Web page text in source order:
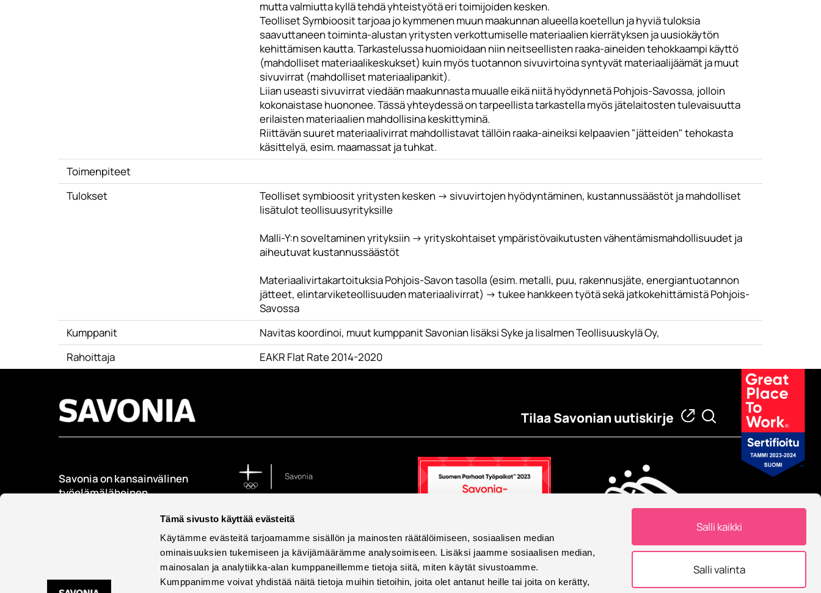
Tämä sivusto käyttää evästeitä
Käytämme evästeitä tarjoamamme sisällön ja mainosten räätälöimiseen, sosiaalisen median
ominaisuuksien tukemiseen ja kävijämäärämme analysoimiseen. Lisäksi jaamme sosiaalisen median,
mainosalan ja analytiikka-alan kumppaneillemme tietoja siitä, miten käytät sivustoamme.
Kumppanimme voivat yhdistää näitä tietoja muihin tietoihin, joita olet antanut heille tai joita on kerätty,
Salli kaikki
Salli valinta
mutta valmiutta kyllä tehdä yhteistyötä eri toimijoiden kesken.
Teolliset Symbioosit tarjoaa jo kymmenen muun maakunnan alueella koetellun ja hyviä tuloksia
saavuttaneen toiminta-alustan yritysten verkottumiselle materiaalien kierrätyksen ja uusiokäytön
kehittämisen kautta. Tarkastelussa huomioidaan niin neitseellisten raaka-aineiden tehokkaampi käyttö
(mahdolliset materiaalikeskukset) kuin myös tuotannon sivuvirtoina syntyvät materiaalijäämät ja muut
sivuvirrat (mahdolliset materiaalipankit).
Liian useasti sivuvirrat viedään maakunnasta muualle eikä niitä hyödynnetä Pohjois-Savossa, jolloin
kokonaistase huononee. Tässä yhteydessä on tarpeellista tarkastella myös jätelaitosten tulevaisuutta
erilaisten materiaalien mahdollisina keskittyminä.
Riittävän suuret materiaalivirrat mahdollistavat tällöin raaka-aineiksi kelpaavien "jätteiden" tehokasta
käsittelyä, esim. maamassat ja tuhkat.
Toimenpiteet
Tulokset
Teolliset symbioosit yritysten kesken -> sivuvirtojen hyödyntäminen, kustannussäästöt ja mahdolliset
lisätulot teollisuusyrityksille
Malli-Y:n soveltaminen yrityksiin -> yrityskohtaiset ympäristövaikutusten vähentämismahdollisuudet ja
aiheutuvat kustannussäästöt
Materiaalivirtakartoituksia Pohjois-Savon tasolla (esim. metalli, puu, rakennusjäte, energiantuotannon
jätteet, elintarviketeollisuuden materiaalivirrat) -> tukee hankkeen työtä sekä jatkokehittämistä Pohjois-
Savossa
Kumppanit
Navitas koordinoi, muut kumppanit Savonian lisäksi Syke ja Iisalmen Teollisuuskylä Oy,
Rahoittaja
EAKR Flat Rate 2014-2020
Tilaa Savonian uutiskirje
Savonia on kansainvälinen
työelämäläheinen
kouluttaa, tutkii, kehittää
Eurooppalainen yliopisto
Eurooppalainen yliopisto -
allianssissa.